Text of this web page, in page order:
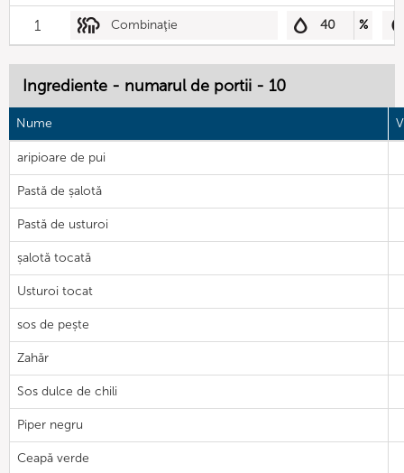
1 Combinaţie 40 %
Ingrediente - numarul de portii - 10
Nume
aripioare de pui
Pastă de șalotă
Pastă de usturoi
șalotă tocată
Usturoi tocat
sos de pește
Zahăr
Sos dulce de chili
Piper negru
Ceapă verde